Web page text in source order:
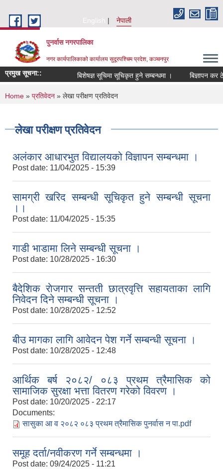
English
नेपाली
पुनर्वास नगरपालिका
नगर कार्यपालिकाको कार्यालय सुदूरपश्चिम प्रदेश, कञ्चनपुर
प्रमुख सूचना:: बिशेषज्ञ सूचिमा सूचिकृत हुने सम्बन्धमा । बिज्ञापन कर
You are here
Home » प्रतिवेदन » लेखा परीक्षण प्रतिवेदन
लेखा परीक्षण प्रतिवेदन
अलंकार आधारभुत विद्यालयको विज्ञापन सम्बन्धमा ।
Post date: 11/04/2025 - 15:39
सामग्री खरिद सम्बन्धी सूचिकृत हुने सम्बन्धी सूचना
।।
Post date: 11/04/2025 - 15:35
गाडी भाडामा लिने सम्बन्धी सूचना ।
Post date: 10/28/2025 - 16:30
बैदेशिक राेजगार सन्तती छात्रवृत्ति सहायताका लागि
निवेदन दिने सम्बन्धी सूचना ।
Post date: 10/28/2025 - 12:52
बीउ मागका लागि आवेदन पेश गर्ने सम्बन्धी सूचना ।
Post date: 10/28/2025 - 12:48
आर्थिक बर्ष २०८२/ ०८३ प्रथम त्रैमासिक को
सामाजिक सुरक्षा भत्ता वितरण गरेको विवरण ।
Post date: 10/20/2025 - 22:17
Documents:
सासुका आ व २०८२ ०८३ प्रथम त्रैमासिक पुनर्वास न पा.pdf
समूह‍ दर्ता/नवीकरण गर्ने सम्बन्धमा ।
Post date: 09/24/2025 - 11:21